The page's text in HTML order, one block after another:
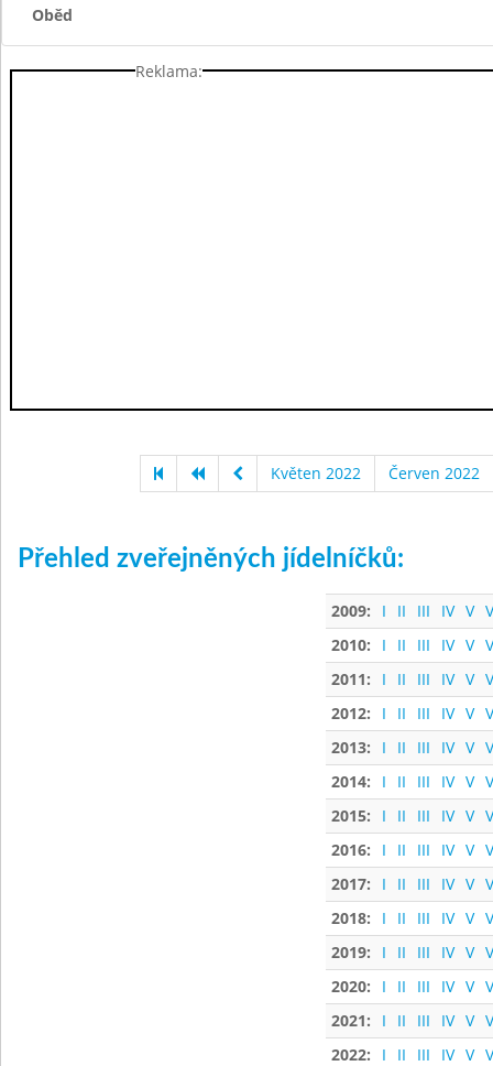
Oběd
Reklama:
Květen 2022 Červen 2022
Přehled zveřejněných jídelníčků:
2009: I II III IV V
2010:
I II III IV V
2011:
I II III IV V
2012:
I II III IV V
2013:
I II III IV V
2014:
I II III IV V
2015:
I II III IV V
2016:
I II III IV V
2017:
I II III IV V
2018:
I II III IV V
2019:
I II III IV V
2020:
I II III IV V
2021:
I II III IV V
2022:
I II III IV V